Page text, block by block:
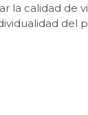
la calidad de
del